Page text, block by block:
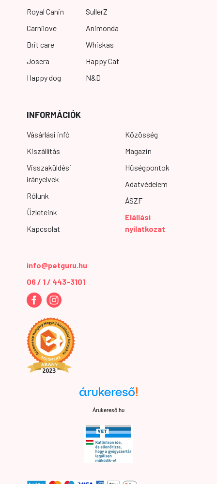
Royal Canin
Carnilove
Brit care
Josera
Happy dog
SullerZ
Animonda
Whiskas
Happy Cat
N&D
INFORMÁCIÓK
Vásárlási infó
Kiszállítás
Visszaküldési
irányelvek
Rólunk
Üzleteink
Kapcsolat
Közösség
Magazin
Hűségpontok
Adatvédelem
ÁSZF
Elállási
nyilatkozat
info@petguru.hu
06 / 1 / 443-3101
Árukereső.hu